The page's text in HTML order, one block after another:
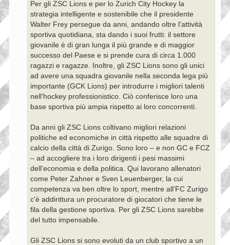
Per gli ZSC Lions e per lo Zurich City Hockey la
strategia intelligente e sostenibile che il presidente
Walter Frey persegue da anni, andando oltre l'attività
sportiva quotidiana, sta dando i suoi frutti: il settore
giovanile è di gran lunga il più grande e di maggior
successo del Paese e si prende cura di circa 1.000
ragazzi e ragazze. Inoltre, gli ZSC Lions sono gli unici
ad avere una squadra giovanile nella seconda lega più
importante (GCK Lions) per introdurre i migliori talenti
nell'hockey professionistico. Ciò conferisce loro una
base sportiva più ampia rispetto ai loro concorrenti.
Da anni gli ZSC Lions coltivano migliori relazioni
politiche ed economiche in città rispetto alle squadre di
calcio della città di Zurigo. Sono loro – e non GC e FCZ
– ad accogliere tra i loro dirigenti i pesi massimi
dell'economia e della politica. Qui lavorano allenatori
come Peter Zahner e Sven Leuenberger, la cui
competenza va ben oltre lo sport, mentre all'FC Zurigo
c'è addirittura un procuratore di giocatori che tiene le
fila della gestione sportiva. Per gli ZSC Lions sarebbe
del tutto impensabile.
Gli ZSC Lions si sono evoluti da un club sportivo a un